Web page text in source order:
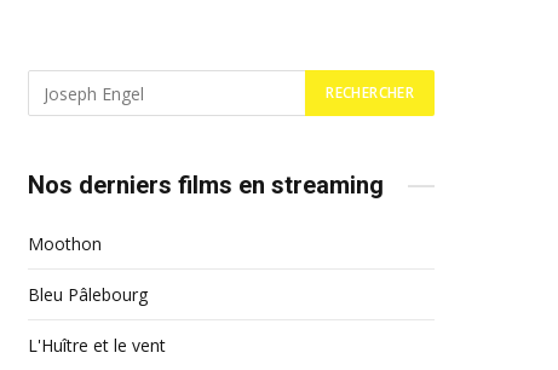
Nos derniers films en streaming
Moothon
Bleu Pâlebourg
L'Huître et le vent